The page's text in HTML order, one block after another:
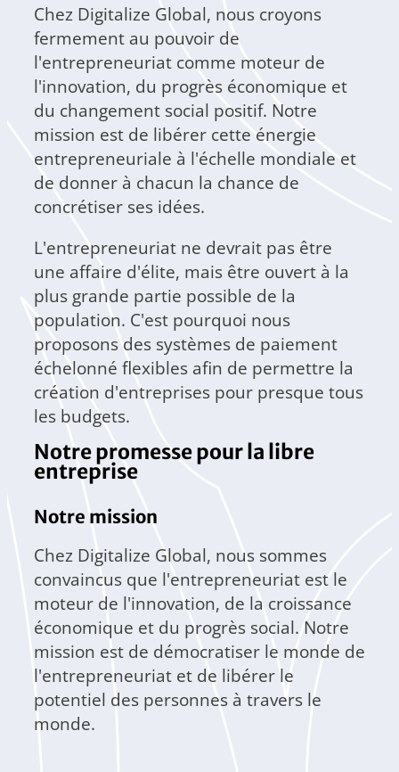
Chez Digitalize Global, nous croyons
fermement au pouvoir de
l'entrepreneuriat comme moteur de
l'innovation, du progrès économique et
du changement social positif. Notre
mission est de libérer cette énergie
entrepreneuriale à l'échelle mondiale et
de donner à chacun la chance de
concrétiser ses idées.
L'entrepreneuriat ne devrait pas être
une affaire d'élite, mais être ouvert à la
plus grande partie possible de la
population. C'est pourquoi nous
proposons des systèmes de paiement
échelonné flexibles afin de permettre la
création d'entreprises pour presque tous
les budgets.
Notre promesse pour la libre
entreprise
Notre mission
Chez Digitalize Global, nous sommes
convaincus que l'entrepreneuriat est le
moteur de l'innovation, de la croissance
économique et du progrès social. Notre
mission est de démocratiser le monde de
l'entrepreneuriat et de libérer le
potentiel des personnes à travers le
monde.